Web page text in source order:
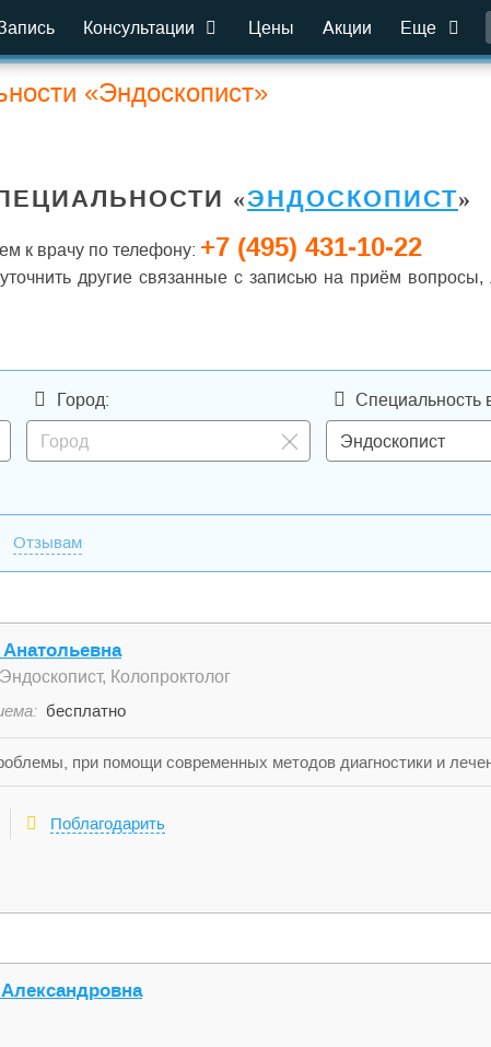
Консультации Цены Акции Еще
«Эндоскопист»
«ЭНДОСКОПИСТ»
к врачу по телефону: +7 (495) 431-10-22
другие связанные с записью на приём
Город: Специальность
Эндоскопист
Отзывам
Колопроктолог
бесплатно
при помощи современных методов диагностики и
Поблагодарить